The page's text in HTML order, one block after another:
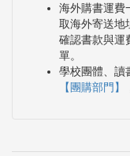
海外購書運費
取海外寄送地
確認書款與運
單。
學校團體、讀
【團購部門】